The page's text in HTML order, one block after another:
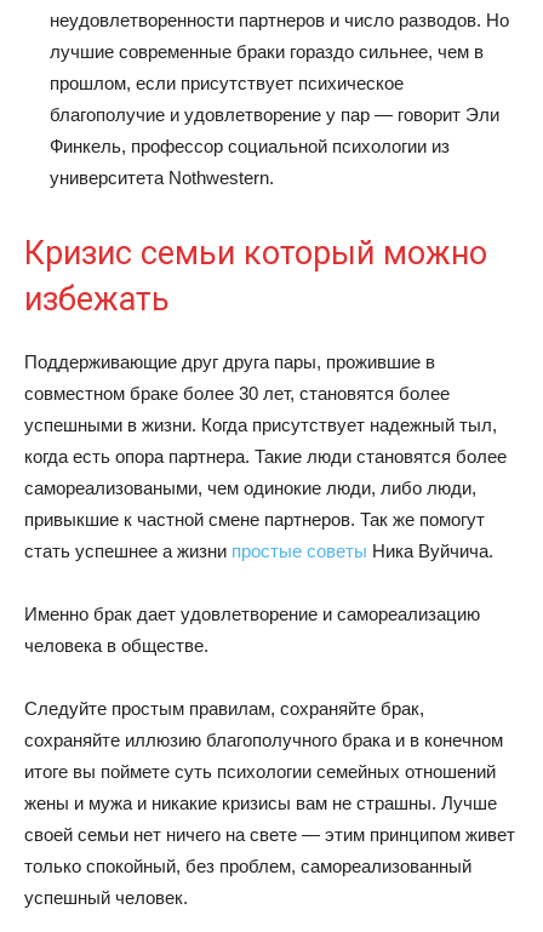
неудовлетворенности партнеров и число разводов. Но
лучшие современные браки гораздо сильнее, чем в
прошлом, если присутствует психическое
благополучие и удовлетворение у пар — говорит Эли
Финкель, профессор социальной психологии из
университета Nothwestern.
Кризис семьи который можно
избежать
Поддерживающие друг друга пары, прожившие в
совместном браке более 30 лет, становятся более
успешными в жизни. Когда присутствует надежный тыл,
когда есть опора партнера. Такие люди становятся более
самореализоваными, чем одинокие люди, либо люди,
привыкшие к частной смене партнеров. Так же помогут
стать успешнее а жизни простые советы Ника Вуйчича.
Именно брак дает удовлетворение и самореализацию
человека в обществе.
Следуйте простым правилам, сохраняйте брак,
сохраняйте иллюзию благополучного брака и в конечном
итоге вы поймете суть психологии семейных отношений
жены и мужа и никакие кризисы вам не страшны. Лучше
своей семьи нет ничего на свете — этим принципом живет
только спокойный, без проблем, самореализованный
успешный человек.